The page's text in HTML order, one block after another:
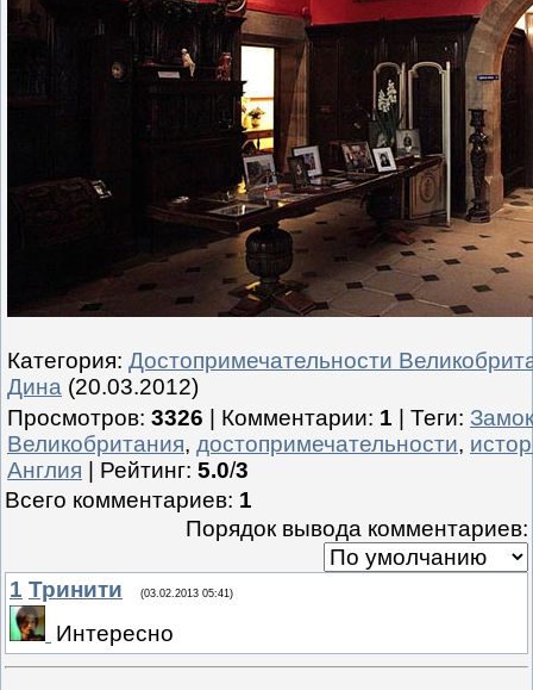
Категория: Достопримечательности
Дина (20.03.2012)
Просмотров: 3326 Комментарии: 1 Теги:
Великобритания, достопримечательности,
Англия
Рейтинг: 5.0/3
Всего комментариев: 1
Порядок вывода комментариев:
1 Тринити (03.02.2013 05:41)
Интересно